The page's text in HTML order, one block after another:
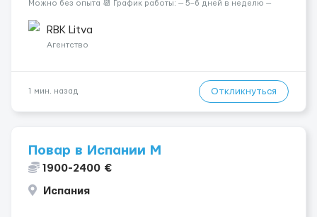
Можно без опыта 📆 График работы: — 5–6 дней в неделю —
18:0...RBK Litva
Агентство
1 мин. назад Откликнуться
Повар в Испании M
1900-2400 €
Испания